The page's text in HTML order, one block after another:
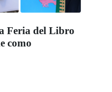
Feria del Libro
como